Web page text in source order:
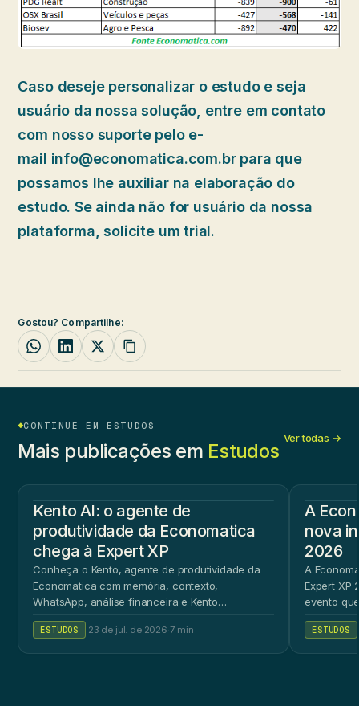
Caso deseje personalizar o estudo e seja
usuário da nossa solução, entre em contato
com nosso suporte pelo e-
mail info@economatica.com.brpara que
possamos lhe auxiliar na elaboração do
estudo. Se ainda não for usuário da nossa
plataforma, solicite um trial.
Gostou? Compartilhe:
CONTINUE EM ESTUDOS
Mais publicações em Estudos
Ver todas →
Kento AI: o agente de
produtividade da Economatica
chega à Expert XP
Conheça o Kento, agente de produtividade da
Economatica com memória, contexto,
WhatsApp, análise financeira e Kento
ESTUDOS 23 de jul. de 2026 7 min
A
nova
2026
A
Expert XP
evento
ESTUDOS